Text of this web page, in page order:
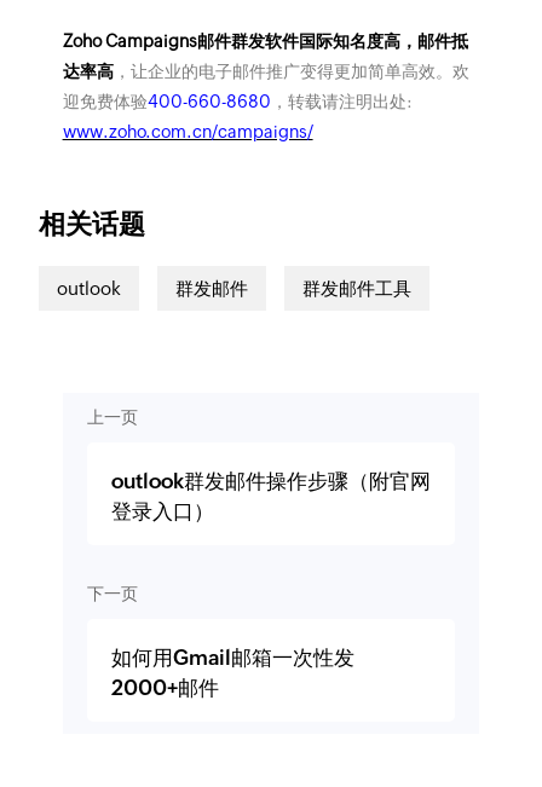
Zoho Campaigns邮件群发软件国际知名度高，邮件抵
达率高，让企业的电子邮件推广变得更加简单高效。欢
迎免费体验400-660-8680 ，转载请注明出处:
www.zoho.com.cn/campaigns/
相关话题
outlook 群发邮件 群发邮件工具
上一页
outlook群发邮件操作步骤（附官网
登录入口）
下一页
如何用Gmail邮箱一次性发
2000+邮件